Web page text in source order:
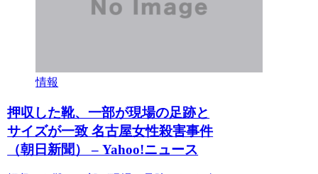
情報
押収した靴、一部が現場の足跡と
サイズが一致 名古屋女性殺害事件
（朝日新聞） – Yahoo!ニュース